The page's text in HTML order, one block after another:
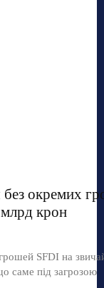
без окремих
крон
SFDI на
саме під загрозою